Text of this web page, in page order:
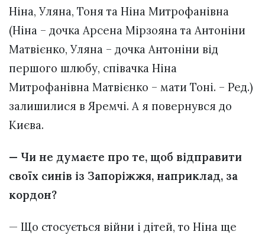
Ніна, Уляна, Тоня та Ніна Митрофанівна
(Ніна – дочка Арсена Мірзояна та Антоніни
Матвієнко, Уляна – дочка Антоніни від
першого шлюбу, співачка Ніна
Митрофанівна Матвієнко – мати Тоні. – Ред.)
залишилися в Яремчі. А я повернувся до
Києва.
— Чи не думаєте про те, щоб відправити
своїх синів із Запоріжжя, наприклад, за
кордон?
— Що стосується війни і дітей, то Ніна ще